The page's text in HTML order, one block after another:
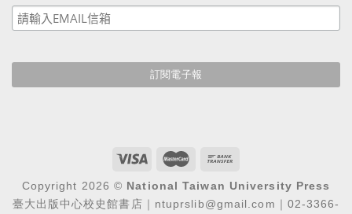
Copyright 2026 © National Taiwan University Press
臺大出版中心校史館書店｜ntuprslib@gmail.com｜02-3366-